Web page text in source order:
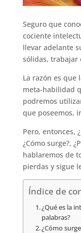
Seguro que
cociente
llevar adelante
sólidas, trabajar
La razón es que
meta-habilidad
podremos
que poseemos,
Pero, entonces,
¿Cómo surge?,
hablaremos de
pierdas y sigue
Índice de
¿Qué es la
palabras?
¿Cómo